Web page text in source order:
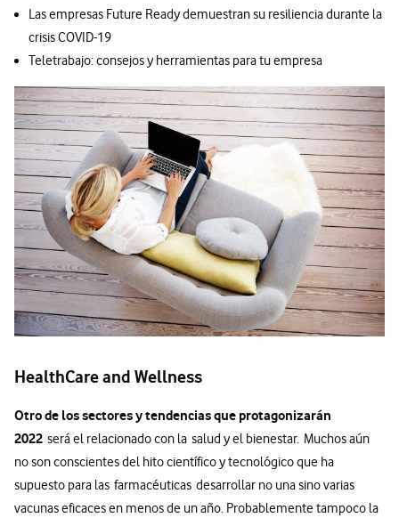
Las empresas Future Ready demuestran su resiliencia durante la
crisis COVID-19
Teletrabajo: consejos y herramientas para tu empresa
HealthCare and Wellness
Otro de los sectores y tendencias que protagonizarán
2022 será el relacionado con la salud y el bienestar. Muchos aún
no son conscientes del hito científico y tecnológico que ha
supuesto para las farmacéuticas desarrollar no una sino varias
vacunas eficaces en menos de un año. Probablemente tampoco la